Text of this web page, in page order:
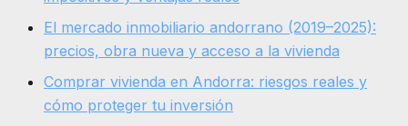
El mercado inmobiliario andorrano (2019–2025):
precios, obra nueva y acceso a la vivienda
Comprar vivienda en Andorra: riesgos reales y
cómo proteger tu inversión